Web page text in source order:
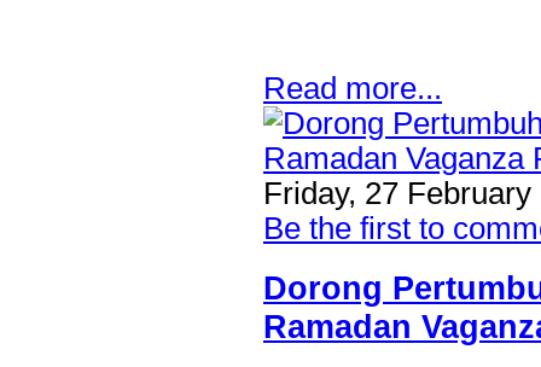
Read more...
Friday, 27 February
Be the first to
Dorong
Ramadan